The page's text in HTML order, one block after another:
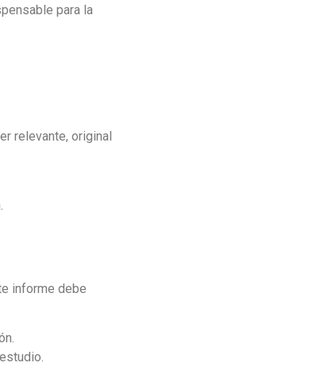
para la
relevante, original
informe debe